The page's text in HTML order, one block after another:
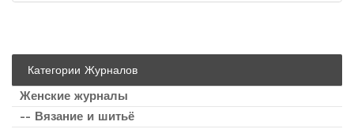
Категории Журналов
Женские журналы
-- Вязание и шитьё